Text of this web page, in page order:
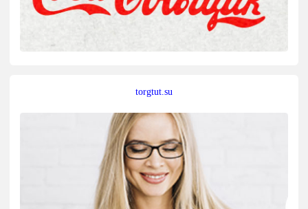
torgtut.su